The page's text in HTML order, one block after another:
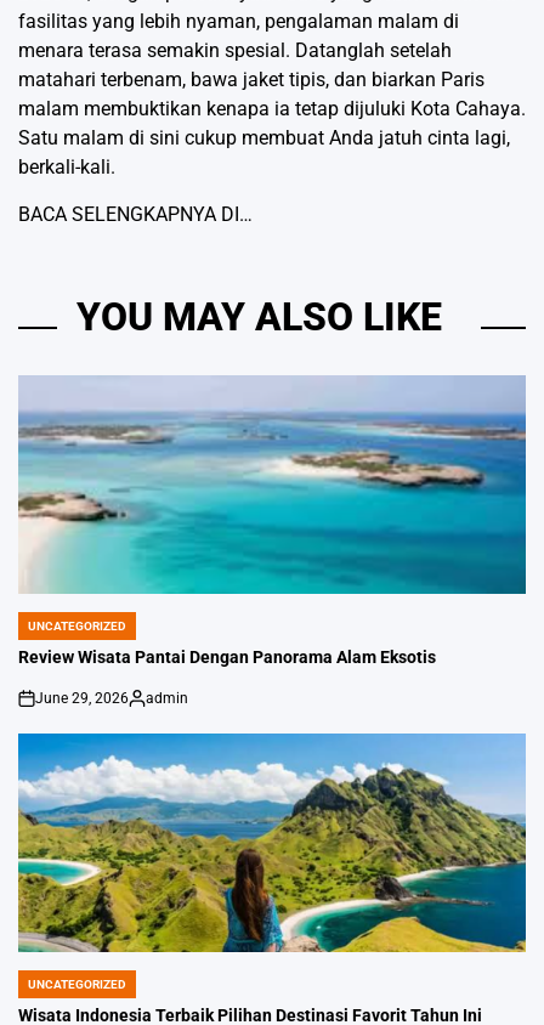
fasilitas yang lebih nyaman, pengalaman malam di
menara terasa semakin spesial. Datanglah setelah
matahari terbenam, bawa jaket tipis, dan biarkan Paris
malam membuktikan kenapa ia tetap dijuluki Kota Cahaya.
Satu malam di sini cukup membuat Anda jatuh cinta lagi,
berkali-kali.
BACA SELENGKAPNYA DI…
YOU MAY ALSO LIKE
POSTED
IN
UNCATEGORIZED
Review Wisata Pantai Dengan Panorama Alam Eksotis
on
June 29, 2026
Posted
by
admin
POSTED
IN
UNCATEGORIZED
Wisata Indonesia Terbaik Pilihan Destinasi Favorit Tahun Ini